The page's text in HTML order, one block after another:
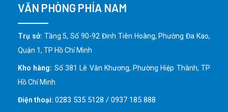
VĂN PHÒNG PHÍA NAM
Trụ sở: Tầng 5, Số 90-92 Đinh Tiên Hoàng, Phường Đa Kao,
Quận 1, TP Hồ Chí Minh
Kho hàng: Số 381 Lê Văn Khương, Phường Hiệp Thành, TP
Hồ Chí Minh
Điện thoại: 0283 535 5128 / 0937 185 888